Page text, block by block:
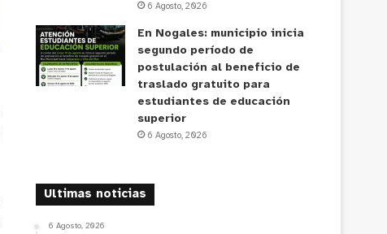
6 Agosto, 2026
En Nogales: municipio inicia
segundo período de
postulación al beneficio de
traslado gratuito para
estudiantes de educación
superior
6 Agosto, 2026
Ultimas noticias
6 Agosto, 2026